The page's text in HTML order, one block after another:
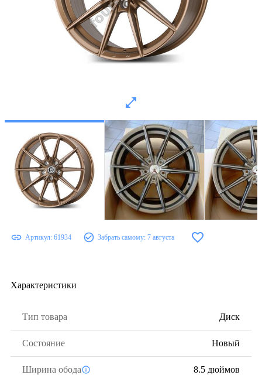
Артикул: 61934 Забрать самому: 7 августа
Характеристики
Тип товара Диск
Состояние Новый
Ширина обода 8.5 дюймов